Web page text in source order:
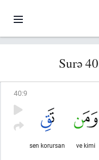
Surə
40:9
ve kimi
sen korursan